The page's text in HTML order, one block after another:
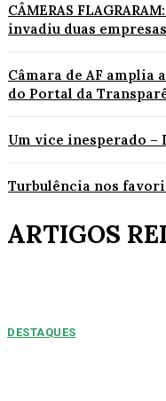
CÂMERAS
invadiu duas
Câmara de AF amplia
do Portal da
Um vice inesperado –
Turbulência nos
ARTIGOS
DESTAQUES